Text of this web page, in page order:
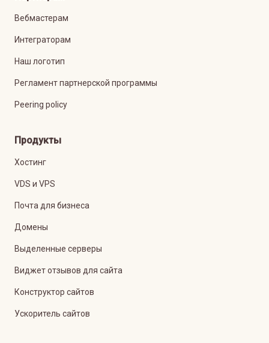
Вебмастерам
Интеграторам
Наш логотип
Регламент партнерской программы
Peering policy
Продукты
Хостинг
VDS и VPS
Почта для бизнеса
Домены
Выделенные серверы
Виджет отзывов для сайта
Конструктор сайтов
Ускоритель сайтов